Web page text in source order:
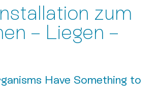
zum
– Liegen –
Have Something to